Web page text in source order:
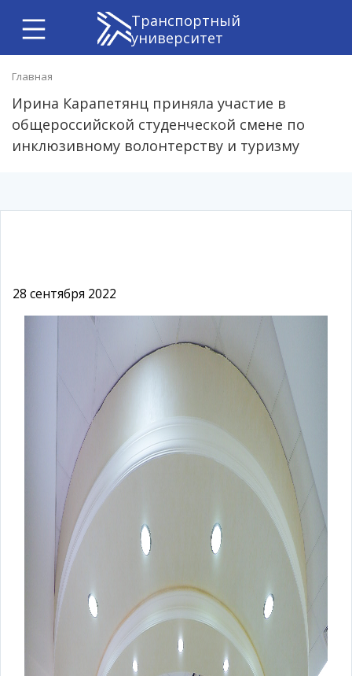
Транспортный
университет
Главная
Ирина Карапетянц приняла участие в
общероссийской студенческой смене по
инклюзивному волонтерству и туризму
28 сентября 2022